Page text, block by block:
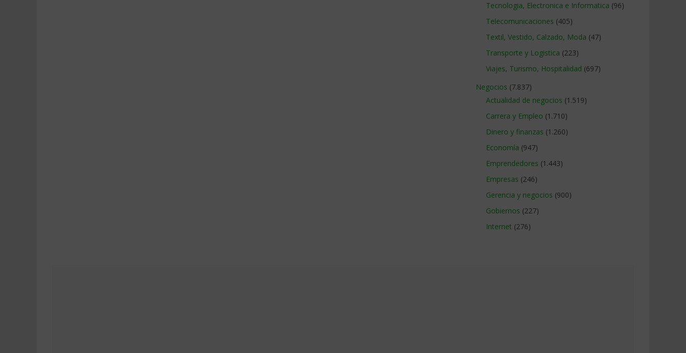
Tecnologia, Electronica e Informatica (96)
Telecomunicaciones (405)
Textil, Vestido, Calzado, Moda (47)
Transporte y Logistica (223)
Viajes, Turismo, Hospitalidad (697)
Negocios (7.837)
Actualidad de negocios (1.519)
Carrera y Empleo (1.710)
Dinero y finanzas (1.260)
Economía (947)
Emprendedores (1.443)
Empresas (246)
Gerencia y negocios (900)
Gobiernos (227)
Internet (276)